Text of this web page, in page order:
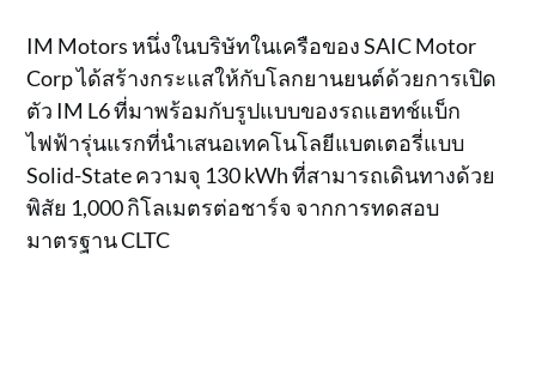
IM Motors หนึ่งในบริษัทในเครือของ SAIC Motor
Corp ได้สร้างกระแสให้กับโลกยานยนต์ด้วยการเปิด
ตัว IM L6 ที่มาพร้อมกับรูปแบบของรถแฮทช์แบ็ก
ไฟฟ้ารุ่นแรกที่นำเสนอเทคโนโลยีแบตเตอรี่แบบ
Solid-State ความจุ 130 kWh ที่สามารถเดินทางด้วย
พิสัย 1,000 กิโลเมตรต่อชาร์จ จากการทดสอบ
มาตรฐาน CLTC